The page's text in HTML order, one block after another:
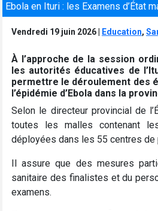
Ebola en Ituri : les Examens d’État
Vendredi 19 juin 2026 Education,
À l’approche de la session
les autorités éducatives de
permettre le déroulement des
l’épidémie d’Ebola dans la
Selon le directeur provincial de
toutes les malles contenant
déployées dans les 55 centres
Il assure que des mesures
sanitaire des finalistes et du
examens.